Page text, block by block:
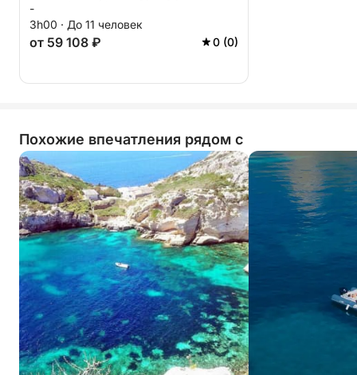
-
3h00 · До 11 человек
от 59 108 ₽ 0 (0)
Похожие впечатления рядом с